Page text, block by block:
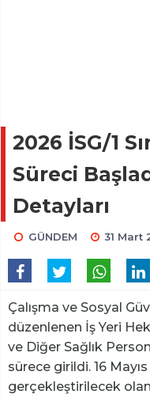
2026 İSG/1
Süreci
Detayları
GÜNDEM 31 Mart
Çalışma ve Sosyal
düzenlenen İş Yeri
ve Diğer Sağlık
sürece girildi. 16
gerçekleştirilecek olan